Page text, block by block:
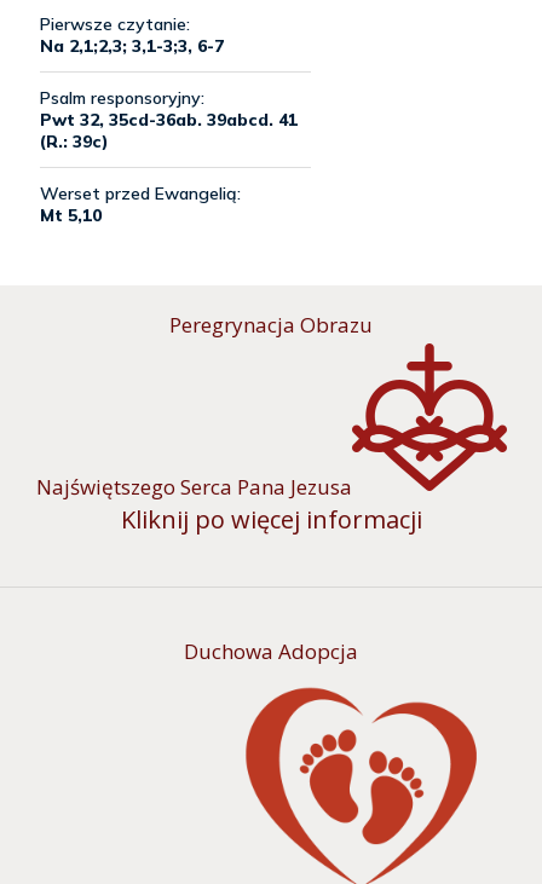
Peregrynacja Obrazu
Najświętszego Serca Pana Jezusa
Kliknij po więcej informacji
Duchowa Adopcja